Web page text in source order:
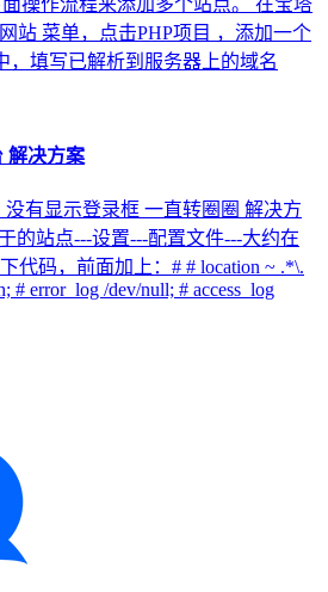
站 菜单，点击PHP项目 ，添加一个
，填写已解析到服务器上的域名
解决方案
有显示登录框 一直转圈圈 解决方
的站点---设置---配置文件---大约在
代码，前面加上：# # location ~ .*\.
# error_log /dev/null; # access_log